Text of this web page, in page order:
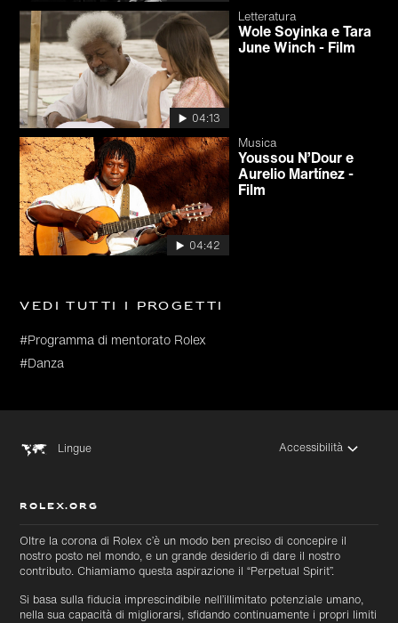
04:13
Letteratura
Wole Soyinka e Tara
June Winch - Film
04:42
Musica
Youssou N’Dour e
Aurelio Martínez -
Film
Vedi tutti i progetti
#Programma di mentorato Rolex
#Danza
Lingue Accessibilità
ROLEX.ORG
Oltre la corona di Rolex c’è un modo ben preciso di concepire il
nostro posto nel mondo, e un grande desiderio di dare il nostro
contributo. Chiamiamo questa aspirazione il “Perpetual Spirit”.
Si basa sulla fiducia imprescindibile nell’illimitato potenziale umano,
nella sua capacità di migliorarsi, sfidando continuamente i propri limiti